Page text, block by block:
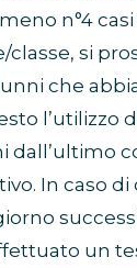
n°4
classe, si
che
l’utilizzo
dall’ultimo
In caso di
un